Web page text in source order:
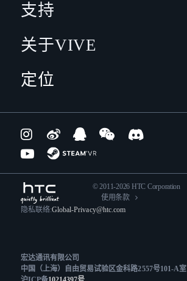
支持
关于VIVE
定位
© 2011-2026 HTC Corporation
使用条款
隐私联络:Global-Privacy@htc.com
宏达通讯有限公司
中国（上海）自由贸易试验区金科路2557号101-A室